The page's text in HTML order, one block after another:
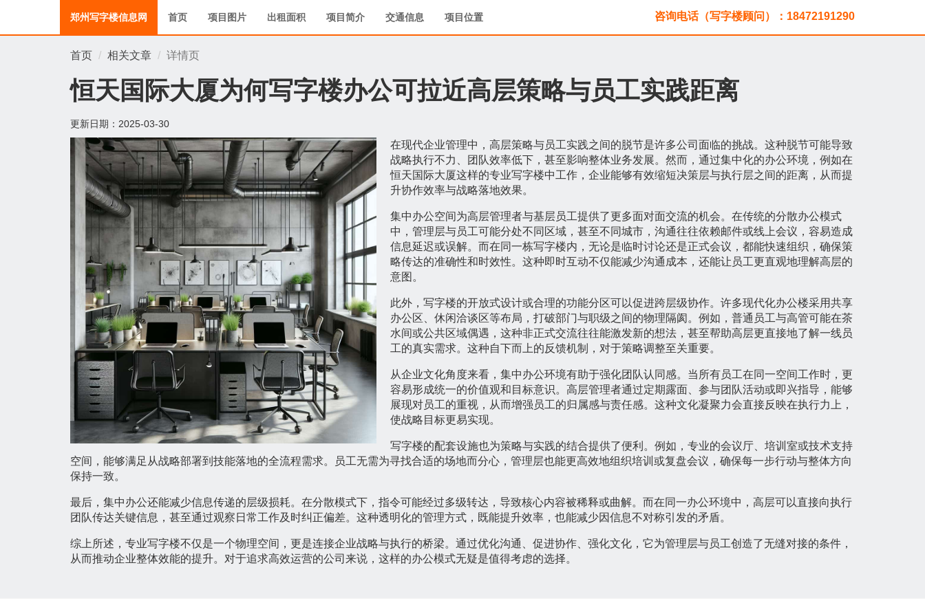
郑州写字楼信息网 首页 项目图片 出租面积 项目简介 交通信息 项目位置 咨询电话（写字楼顾问）：18472191290
首页 相关文章 详情页
恒天国际大厦为何写字楼办公可拉近高层策略与员工实践距离
更新日期： 2025-03-30
在现代企业管理中，高层策略与员工实践之间的脱节是许多公司面临的挑战。这种脱节可能导致
战略执行不力、团队效率低下，甚至影响整体业务发展。然而，通过集中化的办公环境，例如在
恒天国际大厦这样的专业写字楼中工作，企业能够有效缩短决策层与执行层之间的距离，从而提
升协作效率与战略落地效果。
集中办公空间为高层管理者与基层员工提供了更多面对面交流的机会。在传统的分散办公模式
中，管理层与员工可能分处不同区域，甚至不同城市，沟通往往依赖邮件或线上会议，容易造成
信息延迟或误解。而在同一栋写字楼内，无论是临时讨论还是正式会议，都能快速组织，确保策
略传达的准确性和时效性。这种即时互动不仅能减少沟通成本，还能让员工更直观地理解高层的
意图。
此外，写字楼的开放式设计或合理的功能分区可以促进跨层级协作。许多现代化办公楼采用共享
办公区、休闲洽谈区等布局，打破部门与职级之间的物理隔阂。例如，普通员工与高管可能在茶
水间或公共区域偶遇，这种非正式交流往往能激发新的想法，甚至帮助高层更直接地了解一线员
工的真实需求。这种自下而上的反馈机制，对于策略调整至关重要。
从企业文化角度来看，集中办公环境有助于强化团队认同感。当所有员工在同一空间工作时，更
容易形成统一的价值观和目标意识。高层管理者通过定期露面、参与团队活动或即兴指导，能够
展现对员工的重视，从而增强员工的归属感与责任感。这种文化凝聚力会直接反映在执行力上，
使战略目标更易实现。
写字楼的配套设施也为策略与实践的结合提供了便利。例如，专业的会议厅、培训室或技术支持
空间，能够满足从战略部署到技能落地的全流程需求。员工无需为寻找合适的场地而分心，管理层也能更高效地组织培训或复盘会议，确保每一步行动与整体方向
保持一致。
最后，集中办公还能减少信息传递的层级损耗。在分散模式下，指令可能经过多级转达，导致核心内容被稀释或曲解。而在同一办公环境中，高层可以直接向执行
团队传达关键信息，甚至通过观察日常工作及时纠正偏差。这种透明化的管理方式，既能提升效率，也能减少因信息不对称引发的矛盾。
综上所述，专业写字楼不仅是一个物理空间，更是连接企业战略与执行的桥梁。通过优化沟通、促进协作、强化文化，它为管理层与员工创造了无缝对接的条件，
从而推动企业整体效能的提升。对于追求高效运营的公司来说，这样的办公模式无疑是值得考虑的选择。